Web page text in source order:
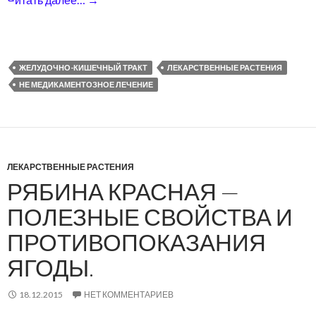
ЖЕЛУДОЧНО-КИШЕЧНЫЙ ТРАКТ
ЛЕКАРСТВЕННЫЕ РАСТЕНИЯ
НЕ МЕДИКАМЕНТОЗНОЕ ЛЕЧЕНИЕ
ЛЕКАРСТВЕННЫЕ РАСТЕНИЯ
РЯБИНА КРАСНАЯ —
ПОЛЕЗНЫЕ СВОЙСТВА И
ПРОТИВОПОКАЗАНИЯ
ЯГОДЫ.
18.12.2015 НЕТ КОММЕНТАРИЕВ